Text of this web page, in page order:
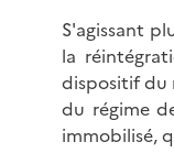
S'agissant
la
dispositif du
du régime
immobilisé,